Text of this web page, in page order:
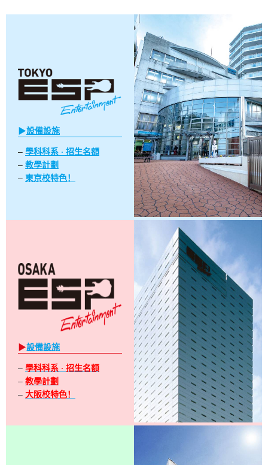
▶設備設施
– 學科科系 · 招生名額
– 教學計劃
– 東京校特色！
▶設備設施
– 學科科系 · 招生名額
– 教學計劃
– 大阪校特色！